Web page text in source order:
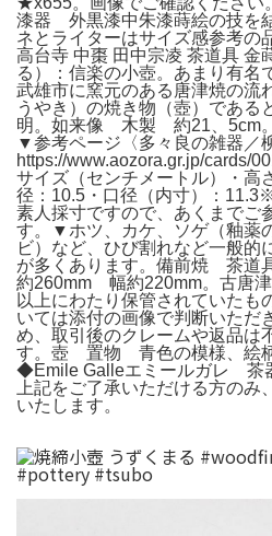
漆器 外黒漆中朱漆蒔絵の技を
ネとライターはサイズ感参考の
高台寺 中棗 田中宗凌 茶道具 金
る）：信楽の小壺。あまり有名
武雄市に窯元のある唐津焼の流
うやき）の焼き物（壺）である
明。如来像 木製 約21、5cm。
▼参考ページ〈多々良の雑器／
https://www.aozora.gr.jp/cards/
サイズ（センチメートル）・高
径：10.5・口径（内寸）：
素人採寸ですので、あくまでご
す。▼ホツ、カケ、ソゲ（釉薬
ビ）など、ひび割れなど一般的
が多くあります。備前焼 茶
約260mm 幅約220mm。古唐
以上にわたり保管されていたも
いては添付の画像で判断いただ
め、取引後のクレームや返品は
す。壺 置物 青色の模様、絵
◆Emile Galleエミールガレ 茶
上記をご了承いただける方の
いたします。